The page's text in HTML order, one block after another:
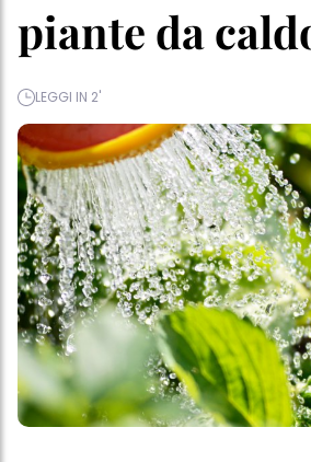
piante da
LEGGI IN 2'